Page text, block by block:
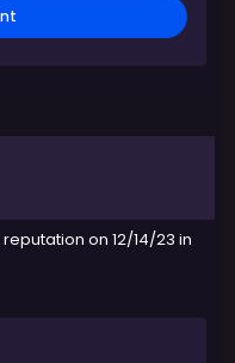
on 12/14/23 in